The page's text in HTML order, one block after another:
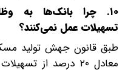
۱۰. چرا بانک‌ها به
تسهیلات عمل نمی‌کنند؟
طبق قانون جهش تولید
معادل ۲۰ درصد از